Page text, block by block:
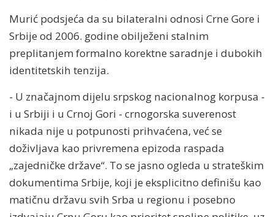
Murić podsjeća da su bilateralni odnosi Crne Gore i
Srbije od 2006. godine obilježeni stalnim
preplitanjem formalno korektne saradnje i dubokih
identitetskih tenzija.
- U značajnom dijelu srpskog nacionalnog korpusa -
i u Srbiji i u Crnoj Gori - crnogorska suverenost
nikada nije u potpunosti prihvaćena, već se
doživljava kao privremena epizoda raspada
„zajedničke države“. To se jasno ogleda u strateškim
dokumentima Srbije, koji je eksplicitno definišu kao
matičnu državu svih Srba u regionu i posebno